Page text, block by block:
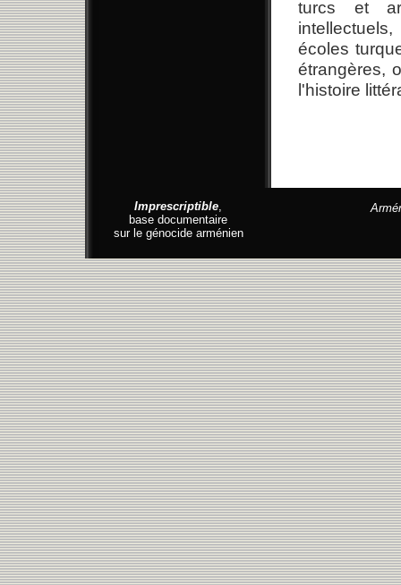
turcs et
écoles
étrangères,
l'histoire
Imprescriptible,
base documentaire
sur le génocide arménien